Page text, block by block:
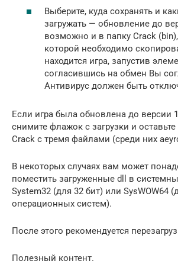
Выберите, куда сохранять и
загружать — обновление до
возможно и в папку Crack
которой необходимо
находится игра, запустив
согласившись на обмен Вы
Антивирус должен быть
Если игра была обновлена до версии
снимите флажок с загрузки и оставьте
Crack с тремя файлами (среди них
В некоторых случаях вам может
поместить загруженные dll в
System32 (для 32 бит) или SysWOW64
операционных систем).
После этого рекомендуется
Полезный контент.